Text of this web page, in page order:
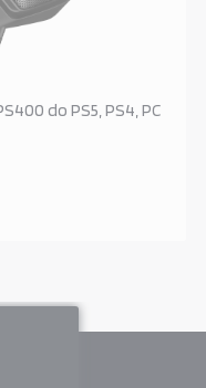
do PS5, PS4, PC